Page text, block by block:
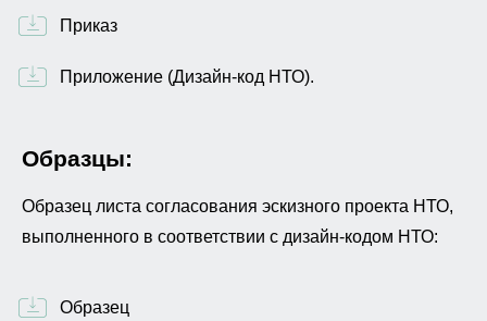
Приказ
Приложение (Дизайн-код НТО).
Образцы:
Образец листа согласования эскизного проекта НТО,
выполненного в соответствии с дизайн-кодом НТО:
Образец